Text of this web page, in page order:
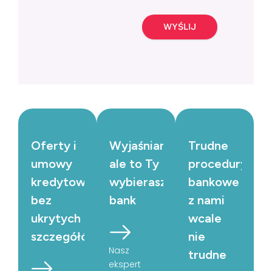
WYŚLIJ
Oferty i
umowy
kredytowe
bez
ukrytych
szczegółów
Wyjaśniamy,
ale to Ty
wybierasz
bank
Nasz
ekspert
Trudne
procedury
bankowe
z nami
wcale
nie
trudne